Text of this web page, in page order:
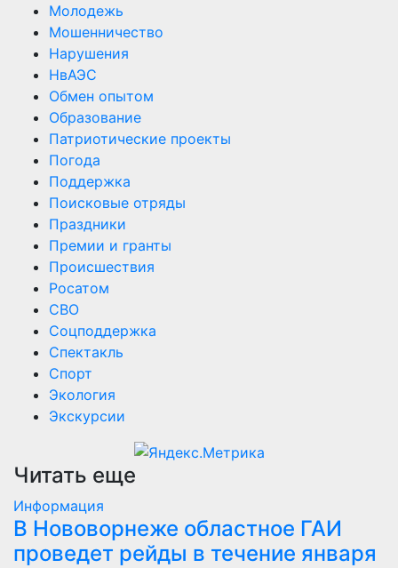
Молодежь
Мошенничество
Нарушения
НвАЭС
Обмен опытом
Образование
Патриотические проекты
Погода
Поддержка
Поисковые отряды
Праздники
Премии и гранты
Происшествия
Росатом
СВО
Соцподдержка
Спектакль
Спорт
Экология
Экскурсии
Читать еще
Информация
В Нововорнеже областное ГАИ
проведет рейды в течение января